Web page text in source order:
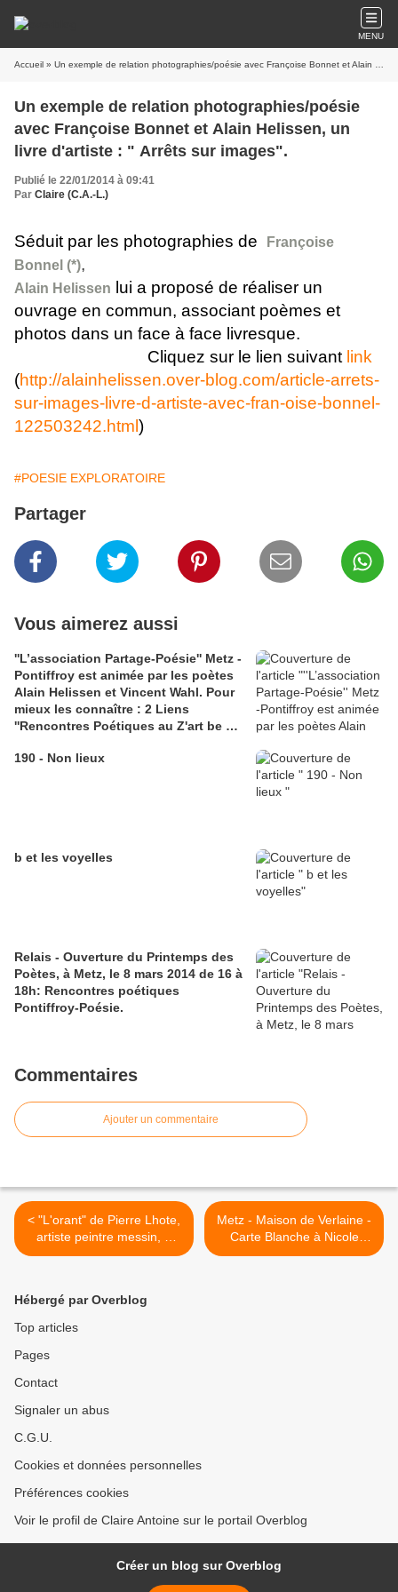
MENU
Accueil » Un exemple de relation photographies/poésie avec Françoise Bonnet et Alain Helissen, un livre d'artiste : " Arrêts sur images".
Un exemple de relation photographies/poésie
avec Françoise Bonnet et Alain Helissen, un
livre d'artiste : " Arrêts sur images".
Publié le 22/01/2014 à 09:41
Par Claire (C.A.-L.)
Séduit par les photographies de
Françoise
Bonnel (*),
Alain Helissen
lui a proposé de réaliser un
ouvrage en commun, associant poèmes et
photos dans un face à face livresque.
Cliquez sur le lien suivant link
(http://alainhelissen.over-blog.com/article-arrets-
sur-images-livre-d-artiste-avec-fran-oise-bonnel-
122503242.html )
#POESIE EXPLORATOIRE
Partager
Vous aimerez aussi
''L’association Partage-Poésie'' Metz -
Pontiffroy est animée par les poètes
Alain Helissen et Vincent Wahl. Pour
mieux les connaître : 2 Liens
''Rencontres Poétiques au Z'art be de
Poésie ''Cairn'' pour un dialogue entre
190 - Non lieux
b et les voyelles
Relais - Ouverture du Printemps des
Poètes, à Metz, le 8 mars 2014 de 16 à
18h: Rencontres poétiques
Pontiffroy-Poésie.
Commentaires
Ajouter un commentaire
< "L'orant" de Pierre Lhote,
artiste peintre messin, à
voir à l'Eglise Saint-Martin
Metz - Maison de Verlaine -
Carte Blanche à Nicole
Laporte et Pierre Vincent >
Hébergé par Overblog
Top articles
Pages
Contact
Signaler un abus
C.G.U.
Cookies et données personnelles
Préférences cookies
Voir le profil de Claire Antoine sur le portail Overblog
Créer un blog sur Overblog